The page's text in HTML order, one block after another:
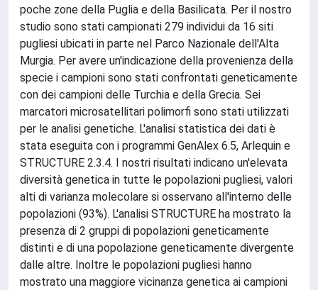
poche zone della Puglia e della Basilicata. Per il nostro
studio sono stati campionati 279 individui da 16 siti
pugliesi ubicati in parte nel Parco Nazionale dell'Alta
Murgia. Per avere un'indicazione della provenienza della
specie i campioni sono stati confrontati geneticamente
con dei campioni delle Turchia e della Grecia. Sei
marcatori microsatellitari polimorfi sono stati utilizzati
per le analisi genetiche. L'analisi statistica dei dati è
stata eseguita con i programmi GenAlex 6.5, Arlequin e
STRUCTURE 2.3.4. I nostri risultati indicano un'elevata
diversità genetica in tutte le popolazioni pugliesi, valori
alti di varianza molecolare si osservano all'interno delle
popolazioni (93%). L'analisi STRUCTURE ha mostrato la
presenza di 2 gruppi di popolazioni geneticamente
distinti e di una popolazione geneticamente divergente
dalle altre. Inoltre le popolazioni pugliesi hanno
mostrato una maggiore vicinanza genetica ai campioni